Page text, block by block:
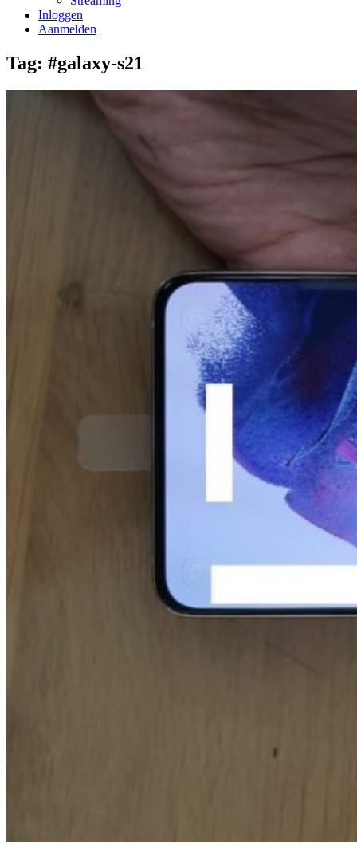
Inloggen
Aanmelden
Tag: #galaxy-s21